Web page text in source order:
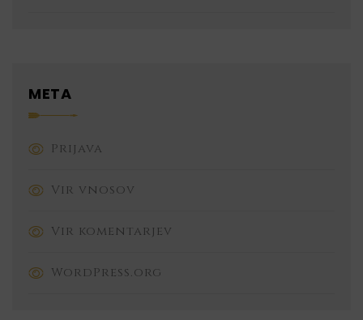
META
Prijava
Vir vnosov
Vir komentarjev
WordPress.org